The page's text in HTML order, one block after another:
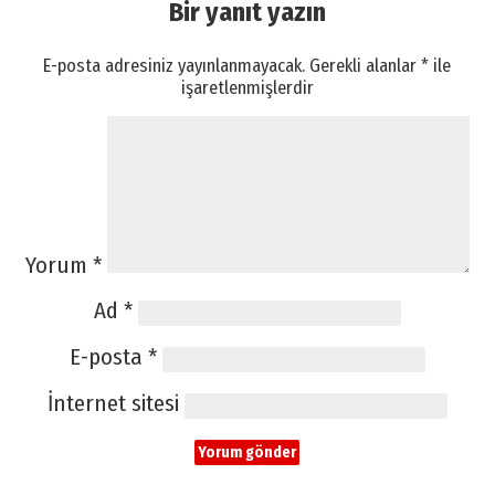
Bir yanıt yazın
E-posta adresiniz yayınlanmayacak. Gerekli alanlar* ile
işaretlenmişlerdir
Yorum *
Ad *
E-posta *
İnternet sitesi